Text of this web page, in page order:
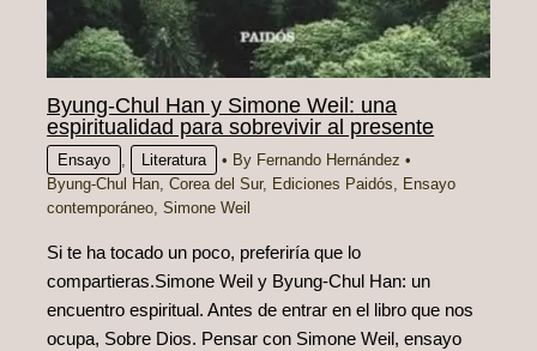
Byung‑Chul Han y Simone Weil: una
espiritualidad para sobrevivir al presente
Ensayo , Literatura • By Fernando Hernández•
Byung‑Chul Han,Corea del Sur, Ediciones Paidós, Ensayo
contemporáneo,Simone Weil
Si te ha tocado un poco, preferiría que lo
compartieras.Simone Weil y Byung‑Chul Han: un
encuentro espiritual. Antes de entrar en el libro que nos
ocupa, Sobre Dios. Pensar con Simone Weil, ensayo